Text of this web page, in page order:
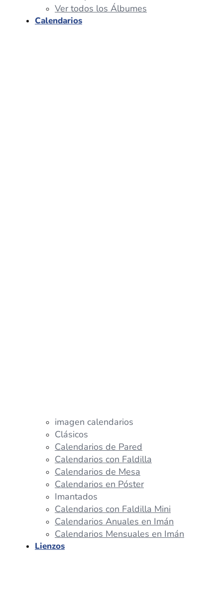
Ver todos los Álbumes
Calendarios
imagen calendarios
Clásicos
Calendarios de Pared
Calendarios con Faldilla
Calendarios de Mesa
Calendarios en Póster
Imantados
Calendarios con Faldilla Mini
Calendarios Anuales en Imán
Calendarios Mensuales en Imán
Lienzos